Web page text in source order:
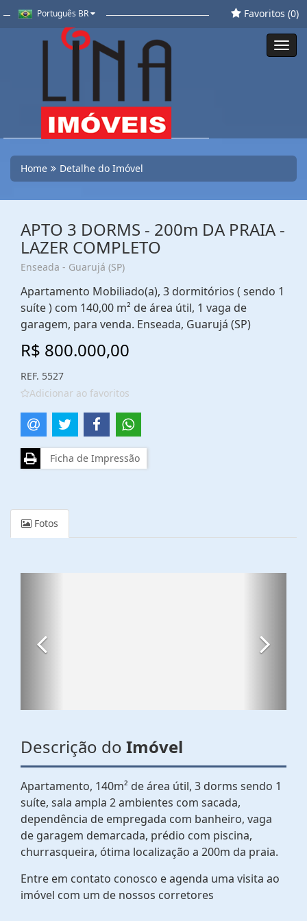
Português BR Favoritos (0)
Home Detalhe do Imóvel
APTO 3 DORMS - 200m DA PRAIA -
LAZER COMPLETO
Enseada - Guarujá (SP)
Apartamento Mobiliado(a), 3 dormitórios ( sendo 1
suíte ) com 140,00 m² de área útil, 1 vaga de
garagem, para venda. Enseada, Guarujá (SP)
R$ 800.000,00
REF. 5527
Adicionar ao favoritos
Ficha de Impressão
Fotos
Descrição do Imóvel
Apartamento, 140m² de área útil, 3 dorms sendo 1
suíte, sala ampla 2 ambientes com sacada,
dependência de empregada com banheiro, vaga
de garagem demarcada, prédio com piscina,
churrasqueira, ótima localização a 200m da praia.
Entre em contato conosco e agenda uma visita ao
imóvel com um de nossos corretores